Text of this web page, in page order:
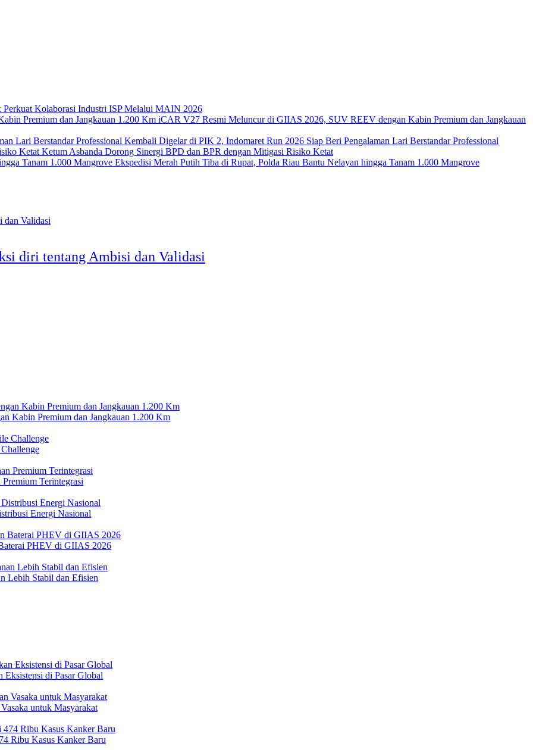
Perkuat Kolaborasi Industri ISP Melalui MAIN 2026
iCAR V27 Resmi Meluncur di GIIAS 2026, SUV REEV dengan Kabin Premium dan Jangkauan
Kembali Digelar di PIK 2, Indomaret Run 2026 Siap Beri Pengalaman Lari Berstandar Professional
Ketum Asbanda Dorong Sinergi BPD dan BPR dengan Mitigasi Risiko Ketat
Ekspedisi Merah Putih Tiba di Rupat, Polda Riau Bantu Nelayan hingga Tanam 1.000 Mangrove
diri tentang Ambisi dan Validasi
Kabin Premium dan Jangkauan 1.200 Km
Terintegrasi
Energi Nasional
PHEV di GIIAS 2026
Lebih Stabil dan Efisien
di Pasar Global
untuk Masyarakat
Ribu Kasus Kanker Baru